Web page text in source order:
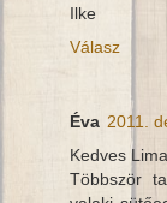
Ilke
Válasz
Éva 2011.
Kedves
Többször